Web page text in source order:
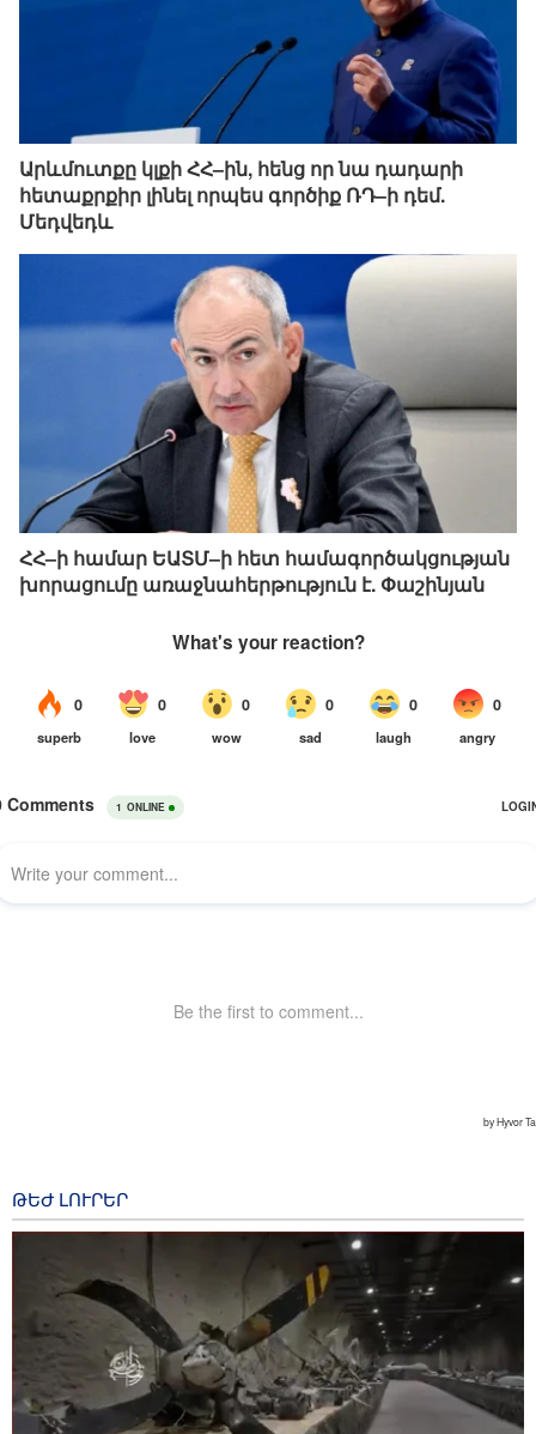
Արևմուտքը կլքի ՀՀ–ին, հենց որ նա դադարի
հետաքրքիր լինել որպես գործիք ՌԴ–ի դեմ.
Մեդվեդև
ՀՀ–ի համար ԵԱՏՄ–ի հետ համագործակցության
խորացումը առաջնահերթություն է. Փաշինյան
ԹԵԺ ԼՈՒՐԵՐ